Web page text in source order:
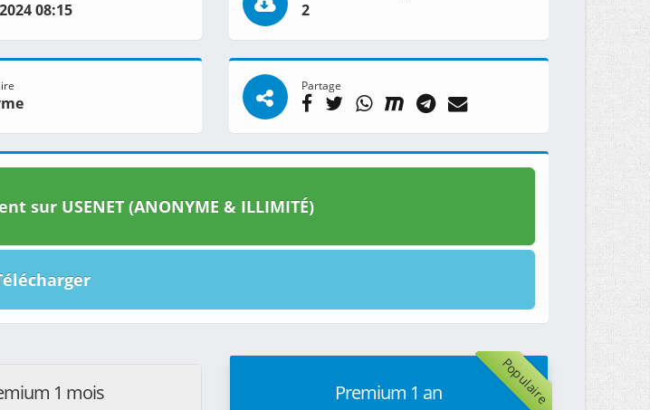
08:15 2
Partage
sur USENET (ANONYME & ILLIMITÉ)
1 mois Populaire
Premium 1 an